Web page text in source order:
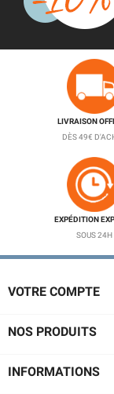
LIVRAISON
DÈS 49€
EXPÉDITION
SOUS 24H
VOTRE COMPTE
NOS PRODUITS
INFORMATIONS